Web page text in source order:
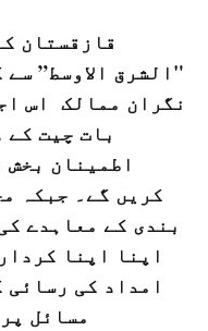
قازقستان
"الشرق الاوسط”
نگران ممالک اس
بات چیت
اطمینان
کریں گے۔ جبکہ
بندی کے معاہدے
اپنا اپنا
امداد کی رسائی
مسائل